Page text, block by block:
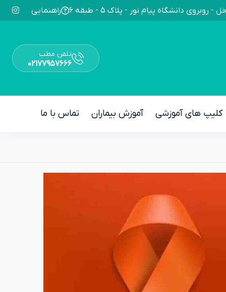
راهنمایی
تلفن مطب
۰۲۱۷۷۹۵۷۶۶۶
کلیپ های آموزشی آموزش بیماران تماس با ما